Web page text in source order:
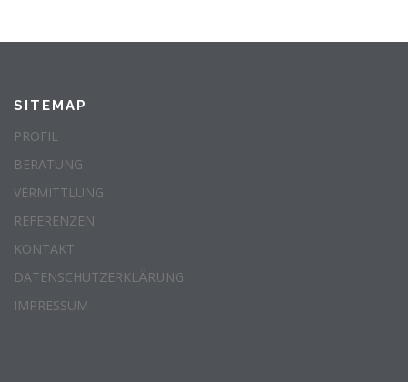
SITEMAP
PROFIL
BERATUNG
VERMITTLUNG
REFERENZEN
KONTAKT
DATENSCHUTZERKLÄRUNG
IMPRESSUM